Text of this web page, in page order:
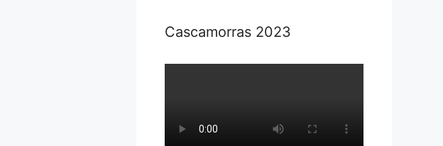
Cascamorras 2023